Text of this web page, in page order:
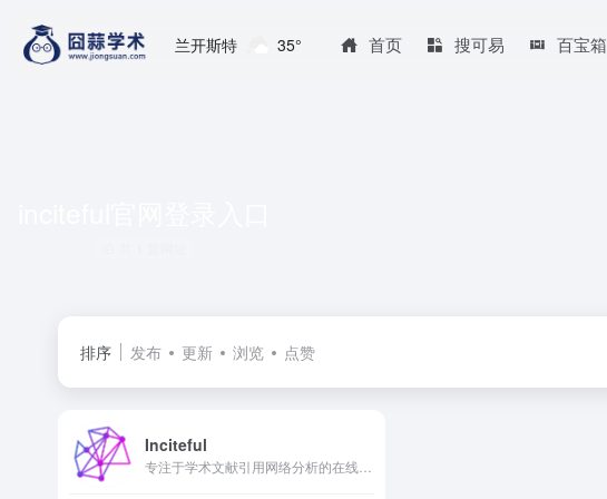
兰开斯特 35° 首页 搜可易 百宝箱
排序 发布 更新 浏览 点赞
Inciteful